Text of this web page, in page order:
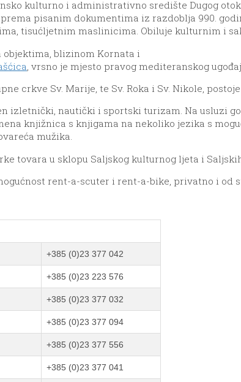
kulturno i administrativno središte Dugog
pisanim dokumentima iz razdoblja 990.
tisućljetnim maslinicima. Obiluje kulturnim i
blizinom Kornata i
, vrsno je mjesto pravog mediteranskog
crkve Sv. Marije, te Sv. Roka i Sv. Nikole,
izletnički, nautički i sportski turizam. Na usluzi
knjižnica s knjigama na nekoliko jezika s
mužika.
tovara u sklopu Saljskog kulturnog ljeta i
rent-a-scuter i rent-a-bike, privatno i od
+385 (0)23 377 042
+385 (0)23 223 576
+385 (0)23 377 032
+385 (0)23 377 094
+385 (0)23 377 556
+385 (0)23 377 041